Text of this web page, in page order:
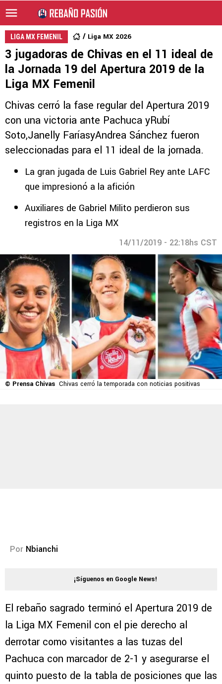
LIGA MX FEMENIL Liga MX 2026
3 jugadoras de Chivas en el 11 ideal de
la Jornada 19 del Apertura 2019 de la
Liga MX Femenil
Chivas cerró la fase regular del Apertura 2019
con una victoria ante Pachuca yRubí
Soto,Janelly FaríasyAndrea Sánchez fueron
seleccionadas para el 11 ideal de la jornada.
La gran jugada de Luis Gabriel Rey ante LAFC
que impresionó a la afición
Auxiliares de Gabriel Milito perdieron sus
registros en la Liga MX
14/11/2019 - 22:18hs CST
© Prensa Chivas Chivas cerró la temporada con noticias positivas
Por Nbianchi
¡Síguenos en Google News!
El rebaño sagrado terminó el Apertura 2019 de
la Liga MX Femenil con el pie derecho al
derrotar como visitantes a las tuzas del
Pachuca con marcador de 2-1 y asegurarse el
quinto puesto de la tabla de posiciones que las